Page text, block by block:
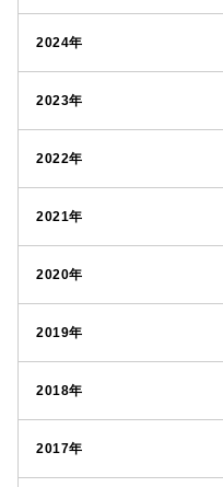
2024年
2023年
2022年
2021年
2020年
2019年
2018年
2017年